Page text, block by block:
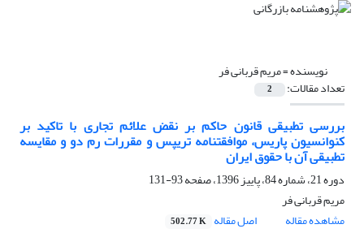
نویسنده =مریم قربانی فر
تعداد مقالات: 2
بررسی تطبیقی قانون حاکم بر نقض علائم تجاری با تاکید بر
کنوانسیون پاریس، موافقتنامه تریپس و مقررات رم دو و مقایسه
تطبیقی آن با حقوق ایران
دوره 21، شماره 84، پاییز 1396، صفحه
93-131
مریم قربانی فر
مشاهده مقاله
اصل مقاله 502.77 K